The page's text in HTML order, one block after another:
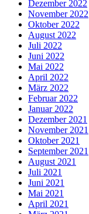
Dezember 2022
November 2022
Oktober 2022
August 2022
Juli 2022
Juni 2022
Mai 2022
April 2022
März 2022
Februar 2022
Januar 2022
Dezember 2021
November 2021
Oktober 2021
September 2021
August 2021
Juli 2021
Juni 2021
Mai 2021
April 2021